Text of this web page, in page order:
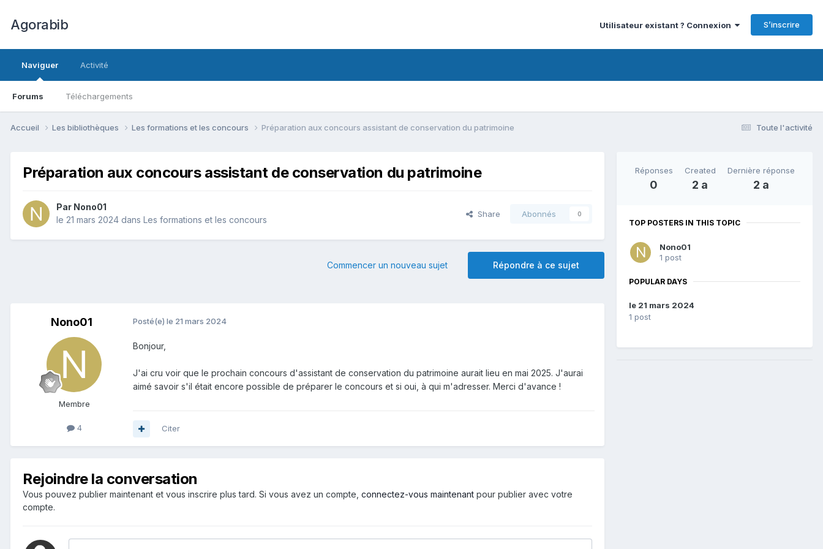
Agorabib Utilisateur existant ? Connexion S’inscrire
Naviguer
Forums Téléchargements
Activité
Toute l'activité
Accueil Les bibliothèques Les formations et les concours Préparation aux concours assistant de conservation du patrimoine
Préparation aux concours assistant de conservation du patrimoine
Par Nono01
le 21 mars 2024 dans Les formations et les concours
Share Abonnés 0
Répondre à ce sujet
Commencer un nouveau sujet
Nono01
Membre
4
Posté(e) le 21 mars 2024
Bonjour,
J'ai cru voir que le prochain concours d'assistant de conservation du patrimoine aurait lieu en mai 2025. J'aurai
aimé savoir s'il était encore possible de préparer le concours et si oui, à qui m'adresser. Merci d'avance !
Citer
Rejoindre la conversation
Vous pouvez publier maintenant et vous inscrire plus tard. Si vous avez un compte, connectez-vous maintenant pour publier avec votre
compte.
Réponses
0
Created
2 a
Dernière réponse
2 a
TOP POSTERS IN THIS TOPIC
Nono01
1 post
POPULAR DAYS
le 21 mars 2024
1 post